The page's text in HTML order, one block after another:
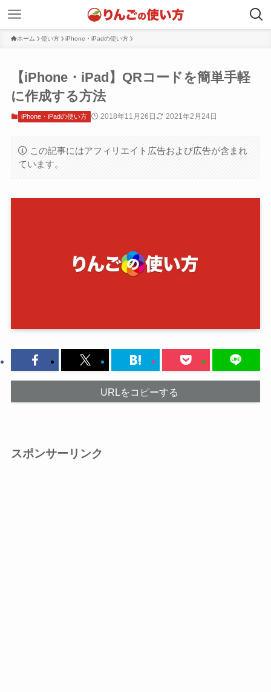
ホーム 使い方 iPhone・iPadの使い方
【iPhone・iPad】QRコードを簡単手軽
に作成する方法
iPhone・iPadの使い方 2018年11月26日 2021年2月24日
この記事にはアフィリエイト広告および広告が含まれ
ています。
URLをコピーする
スポンサーリンク